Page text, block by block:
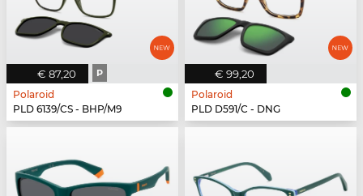
€ 87,20 P
Polaroid
PLD 6139/CS - BHP/M9
€ 99,20
Polaroid
PLD D591/C - DNG